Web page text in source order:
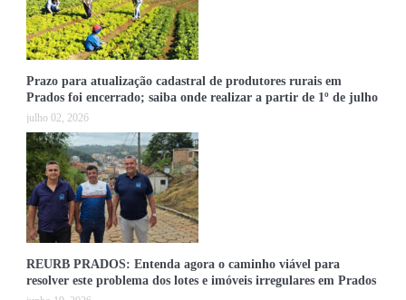
Prazo para atualização cadastral de produtores rurais em
Prados foi encerrado; saiba onde realizar a partir de 1º de julho
julho 02, 2026
REURB PRADOS: Entenda agora o caminho viável para
resolver este problema dos lotes e imóveis irregulares em Prados